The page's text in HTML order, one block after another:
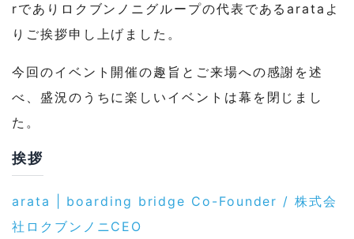
rでありロクブンノニグループの代表であるarataよ
りご挨拶申し上げました。
今回のイベント開催の趣旨とご来場への感謝を述
べ、盛況のうちに楽しいイベントは幕を閉じまし
た。
挨拶
arata | boarding bridge Co-Founder / 株式会
社ロクブンノニCEO